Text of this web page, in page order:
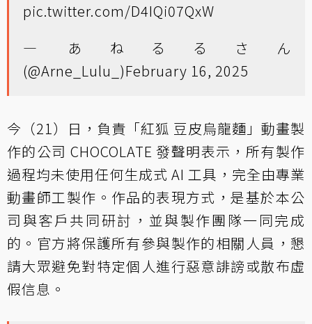
pic.twitter.com/D4IQi07QxW
— あねるるさん
(@Arne_Lulu_)February 16, 2025
今（21）日，負責「紅狐 豆皮烏龍麵」動畫製
作的公司 CHOCOLATE 發聲明表示，所有製作
過程均未使用任何生成式 AI 工具，完全由專業
動畫師工製作。作品的表現方式，是基於本公
司與客戶共同研討，並與製作團隊一同完成
的。官方將保護所有參與製作的相關人員，懇
請大眾避免對特定個人進行惡意誹謗或散布虛
假信息。